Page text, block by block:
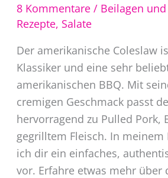
8 Kommentare / Beilagen
Rezepte, Salate
Der amerikanische Coleslaw
Klassiker und eine sehr
amerikanischen BBQ. Mit
cremigen Geschmack passt
hervorragend zu Pulled Pork,
gegrilltem Fleisch. In meinem
ich dir ein einfaches,
vor. Erfahre etwas mehr über